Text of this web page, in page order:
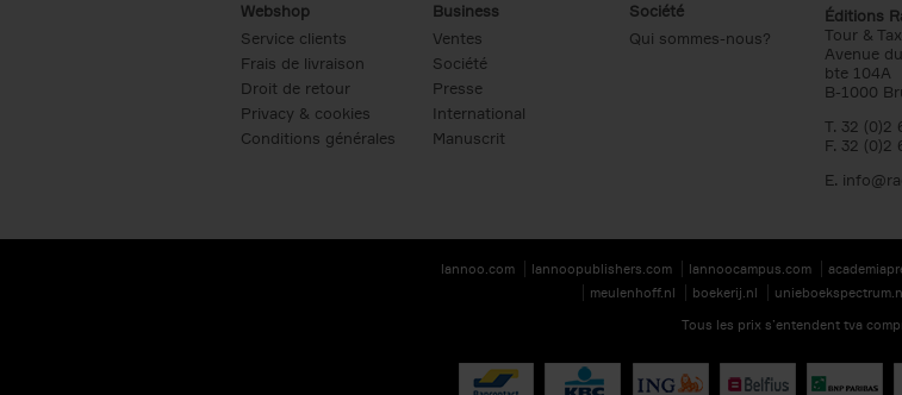
Webshop
Service clients
Frais de livraison
Droit de retour
Privacy & cookies
Conditions générales
Business
Ventes
Société
Presse
International
Manuscrit
Société
Qui sommes-nous?
Éditions
Tour &
Avenue
bte 104A
B-1000
T. 32 (0)2
F. 32 (0)2
E.
lannoo.com lannoopublishers.com lannoocampus.com
meulenhoff.nl
boekerij.nl
Tous les prix s’entendent tva